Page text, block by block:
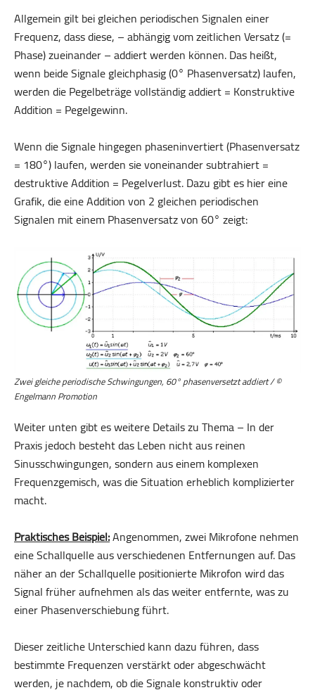
Allgemein gilt bei gleichen periodischen Signalen einer
Frequenz, dass diese, – abhängig vom zeitlichen Versatz (=
Phase) zueinander – addiert werden können. Das heißt,
wenn beide Signale gleichphasig (0° Phasen­versatz) laufen,
werden die Pegelbeträge vollständig addiert = Konstruktive
Addition = Pegelgewinn.
Wenn die Signale hingegen phaseninvertiert (Phasenversatz
= 180°) laufen, werden sie voneinander subtrahiert =
destruktive Addition = Pegelverlust. Dazu gibt es hier eine
Grafik, die eine Addition von 2 gleichen periodischen
Signalen mit einem Phasenversatz von 60° zeigt:
Zwei gleiche periodische Schwingungen, 60° phasenversetzt addiert / ©
Engelmann Promotion
Weiter unten gibt es weitere Details zu Thema – In der
Praxis jedoch besteht das Leben nicht aus reinen
Sinusschwingungen, sondern aus einem komplexen
Frequenzgemisch, was die Situation erheblich komplizierter
macht.
Praktisches Beispiel:Angenommen, zwei Mikrofone nehmen
eine Schallquelle aus verschiedenen Entfernungen auf. Das
näher an der Schallquelle positionierte Mikrofon wird das
Signal früher aufnehmen als das weiter entfernte, was zu
einer Phasenverschiebung führt.
Dieser zeitliche Unterschied kann dazu führen, dass
bestimmte Frequenzen verstärkt oder abgeschwächt
werden, je nachdem, ob die Signale konstruktiv oder